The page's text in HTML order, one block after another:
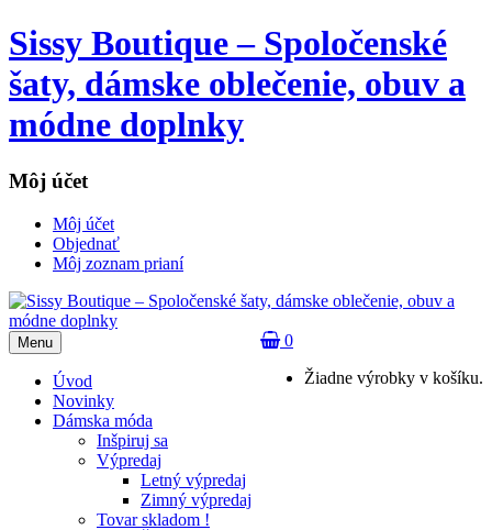
Sissy Boutique – Spoločenské
šaty, dámske oblečenie, obuv a
módne doplnky
Môj účet
Môj účet
Objednať
Môj zoznam prianí
0
Žiadne výrobky v košíku.
Menu
Úvod
Novinky
Dámska móda
Inšpiruj sa
Výpredaj
Letný výpredaj
Zimný výpredaj
Tovar skladom !